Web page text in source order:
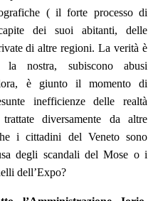
( il forte processo di
dei suoi abitanti, delle
di altre regioni. La verità è
nostra, subiscono abusi
è giunto il momento di
inefficienze delle realtà
diversamente da altre
i cittadini del Veneto sono
degli scandali del Mose o i
dell’Expo?